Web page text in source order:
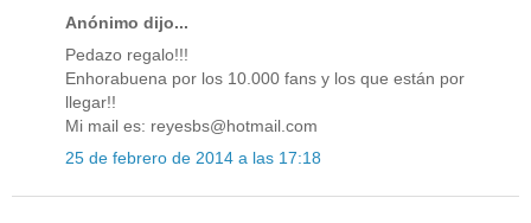
Anónimo dijo...
Pedazo regalo!!!
Enhorabuena por los 10.000 fans y los que están por
llegar!!
Mi mail es: reyesbs@hotmail.com
25 de febrero de 2014 a las 17:18